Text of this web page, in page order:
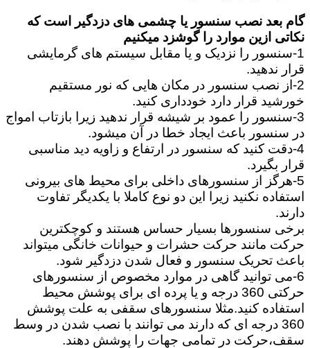
گام بعد نصب سنسور یا چشمی های دزدگیر است که
نکاتی ازین موارد را گوشزد میکنیم
1-سنسور را نزدیک و یا مقابل سیستم های گرمایشی
قرار ندهید.
2-از نصب سنسور در مکان هایی که نور مستقیم
خورشید قرار دارد خودداری کنید.
3-سنسور را عمود بر شیشه قرار ندهید زیرا بازتاب امواج
در سنسور باعث ایجاد خطا در آن میشود.
4-دقت کنید که سنسور در ارتفاع و زاویه دید مناسبی
قرار بگیرد.
5-هرگز از سنسورهای داخلی برای محیط های بیرونی
استفاده نکنید زیرا این دو نوع کاملا با یکدیگر تفاوت
دارند.
برخی سنسورها بسیار حساس هستند و کوچکترین
حرکت مانند حرکت حشرات و حیوانات خانگی میتواند
باعث تحریک سنسور و فعال شدن دزدگیر شود.
6-می توانید گاهی در موارد مخصوص از سنسورهای
حرکتی 360 درجه و یا پرده ای برای پوشش محیط
استفاده کنید.مثلا سنسورهای سقفی به علت پوشش
360 درجه ای که دارند می توانند با نصب شدن در وسط
سقف،حرکت در تمامی جهات را پوشش دهند.